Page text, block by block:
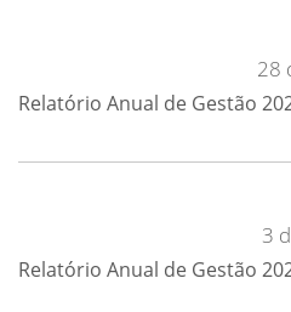
28
Relatório Anual de Gestão
3
Relatório Anual de Gestão